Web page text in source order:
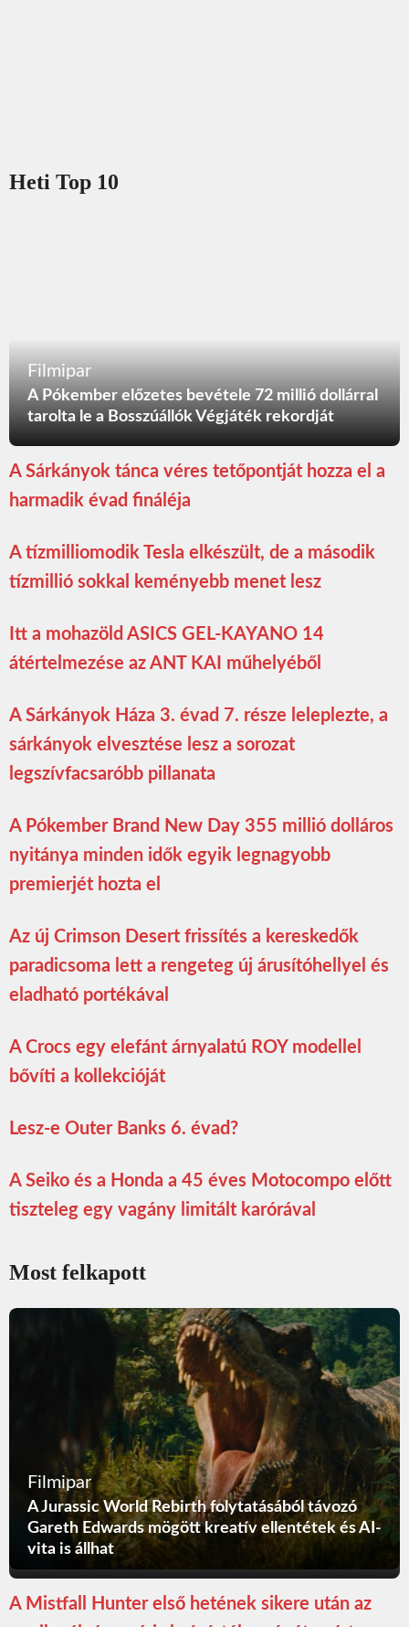
Heti Top 10
Filmipar
A Pókember előzetes bevétele 72 millió dollárral
tarolta le a Bosszúállók Végjáték rekordját
A Sárkányok tánca véres tetőpontját hozza el a
harmadik évad fináléja
A tízmilliomodik Tesla elkészült, de a második
tízmillió sokkal keményebb menet lesz
Itt a mohazöld ASICS GEL-KAYANO 14
átértelmezése az ANT KAI műhelyéből
A Sárkányok Háza 3. évad 7. része leleplezte, a
sárkányok elvesztése lesz a sorozat
legszívfacsaróbb pillanata
A Pókember Brand New Day 355 millió dolláros
nyitánya minden idők egyik legnagyobb
premierjét hozta el
Az új Crimson Desert frissítés a kereskedők
paradicsoma lett a rengeteg új árusítóhellyel és
eladható portékával
A Crocs egy elefánt árnyalatú ROY modellel
bővíti a kollekcióját
Lesz-e Outer Banks 6. évad?
A Seiko és a Honda a 45 éves Motocompo előtt
tiszteleg egy vagány limitált karórával
Most felkapott
Filmipar
A Jurassic World Rebirth folytatásából távozó
Gareth Edwards mögött kreatív ellentétek és AI-
vita is állhat
A Mistfall Hunter első hetének sikere után az